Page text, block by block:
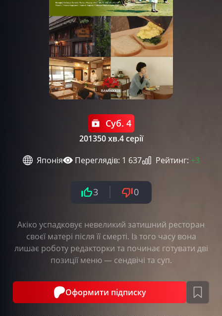
Суб. 4
201350 хв.4 серії
Японія
Переглядів: 1 637 Рейтинг: +3
3 0
Акіко успадковує невеликий затишний ресторан
своєї матері після її смерті. Із того часу вона
лишає роботу редакторки та починає готувати дві
позиції меню — сендвічі та суп.
Оформити підписку